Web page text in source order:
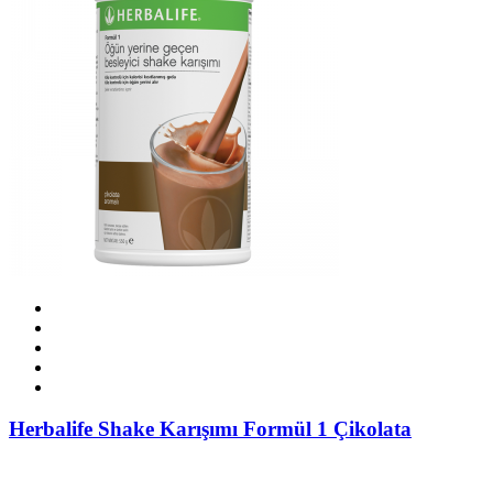
Herbalife Shake Karışımı Formül 1 Çikolata